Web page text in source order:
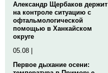
Александр Щербаков держит
на контроле ситуацию с
офтальмологической
помощью в Ханкайском
округе
05.08 |
Первое дыхание осени: